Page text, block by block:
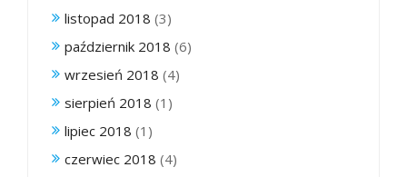
listopad 2018 (3)
październik 2018 (6)
wrzesień 2018 (4)
sierpień 2018 (1)
lipiec 2018 (1)
czerwiec 2018 (4)